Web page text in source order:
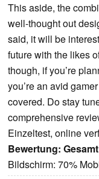
This aside, the
well-thought out
said, it will be
future with the likes
though, if you’re
you’re an avid
covered. Do stay
comprehensive
Einzeltest, online
Bewertung: Gesamt
Bildschirm: 70%